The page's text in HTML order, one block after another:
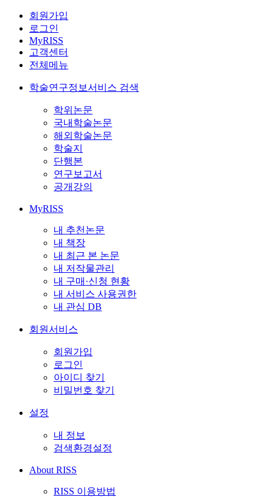
회원가입
로그인
MyRISS
고객센터
전체메뉴
학술연구정보서비스 검색
학위논문
국내학술논문
해외학술논문
학술지
단행본
연구보고서
공개강의
MyRISS
내 추천논문
내 책장
내 최근 본 논문
내 저작물관리
내 구매·신청 현황
내 서비스 사용권한
내 관심 DB
회원서비스
회원가입
로그인
아이디 찾기
비밀번호 찾기
설정
내 정보
검색환경설정
About RISS
RISS 이용방법